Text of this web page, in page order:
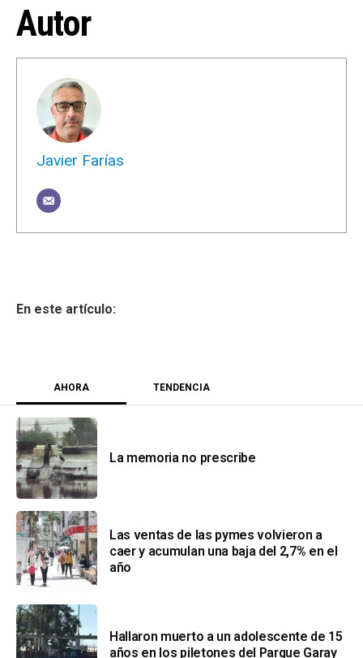
Autor
Javier Farías
AHORA TENDENCIA
La memoria no prescribe
Las ventas de las pymes volvieron a
caer y acumulan una baja del 2,7% en el
año
Hallaron muerto a un adolescente de 15
años en los piletones del Parque Garay